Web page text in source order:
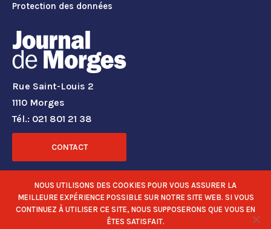
Protection des données
Rue Saint-Louis 2
1110 Morges
Tél.: 021 801 21 38
CONTACT
RÉSEAUX SOCIAUX
NOUS UTILISONS DES COOKIES POUR VOUS ASSURER LA
MEILLEURE EXPÉRIENCE POSSIBLE SUR NOTRE SITE WEB. SI VOUS
CONTINUEZ À UTILISER CE SITE, NOUS SUPPOSERONS QUE VOUS EN
ÊTES SATISFAIT.